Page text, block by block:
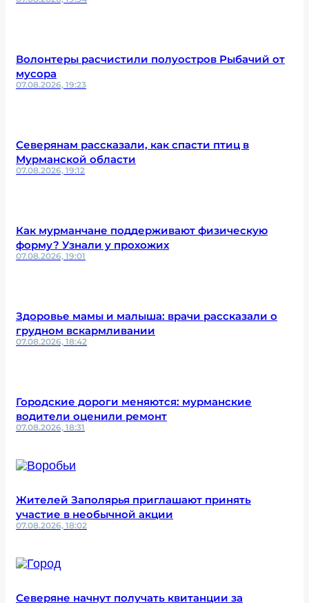
Волонтеры расчистили полуостров Рыбачий от
мусора
07.08.2026, 19:23
Северянам рассказали, как спасти птиц в
Мурманской области
07.08.2026, 19:12
Как мурманчане поддерживают физическую
форму? Узнали у прохожих
07.08.2026, 19:01
Здоровье мамы и малыша: врачи рассказали о
грудном вскармливании
07.08.2026, 18:42
Городские дороги меняются: мурманские
водители оценили ремонт
07.08.2026, 18:31
Жителей Заполярья приглашают принять
участие в необычной акции
07.08.2026, 18:02
Северяне начнут получать квитанции за